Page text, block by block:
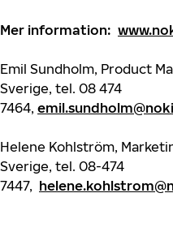
Mer information:
Emil Sundholm, Product
Sverige, tel. 08 474
7464,
Helene Kohlström,
Sverige, tel. 08-474
7447,